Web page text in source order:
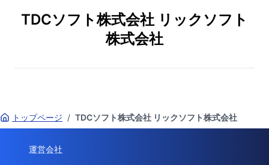
TDCソフト株式会社 リックソフト
株式会社
トップページ / TDCソフト株式会社 リックソフト株式会社
運営会社